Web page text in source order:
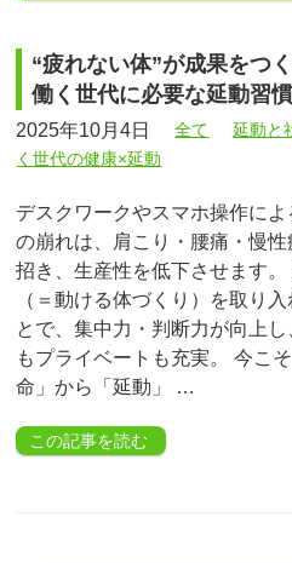
“疲れない体”が成果をつく
働く世代に必要な延動習慣
2025年10月4日 全て 延動と
く世代の健康×延動
デスクワークやスマホ操作によ
の崩れは、肩こり・腰痛・慢性
招き、生産性を低下させます。
（＝動ける体づくり）を取り入
とで、集中力・判断力が向上し
もプライベートも充実。 今こ
命」から「延動」 …
この記事を読む